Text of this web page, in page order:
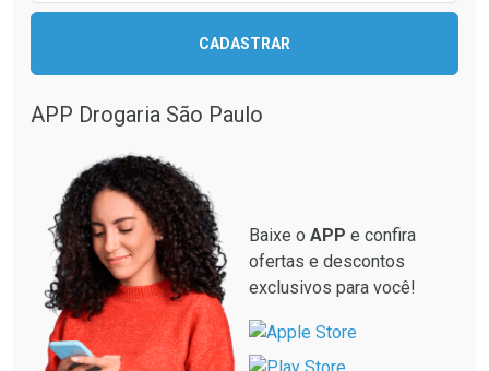
CADASTRAR
APP Drogaria São Paulo
Baixe o APP e confira
ofertas e descontos
exclusivos para você!